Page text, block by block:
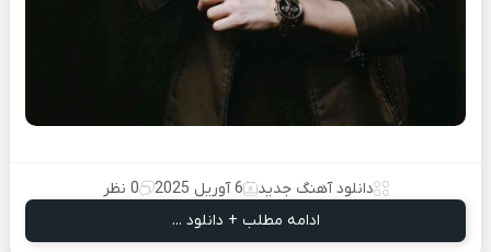
دانلود آهنگ جدید 6 آوریل 2025
0 نظر
ادامه مطلب + دانلود ...